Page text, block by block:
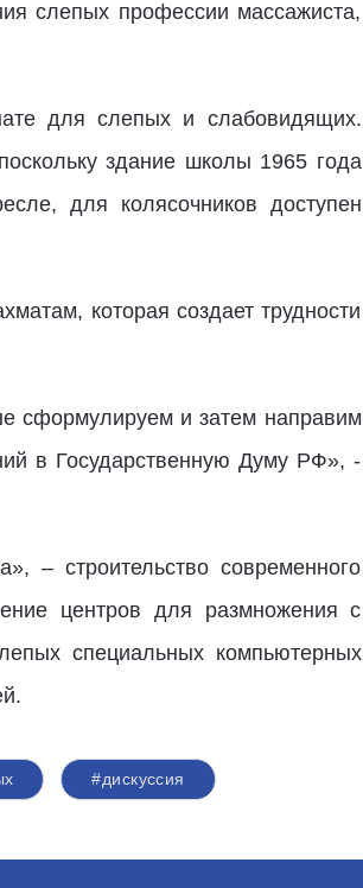
слепых профессии массажиста,
для слепых и слабовидящих.
здание школы 1965 года
для колясочников доступен
которая создает трудности
сформулируем и затем направим
в Государственную Думу РФ», -
– строительство современного
центров для размножения с
специальных компьютерных
#дискуссия